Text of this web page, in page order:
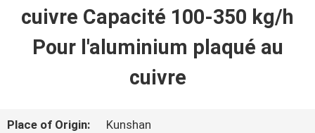
PRODUITS
VIDÉOS
cuivre Capacité 100-350 kg/h
Pour l'aluminium plaqué au
cuivre
Place of Origin: Kunshan